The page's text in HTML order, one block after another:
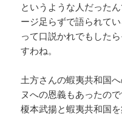
というような人だった
ージ足らずで語られて
って口説かれでもした
すわね。
土方さんの蝦夷共和国
ヌへの恩義もあったの
榎本武揚と蝦夷共和国